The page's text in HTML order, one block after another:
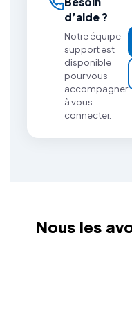
configurer
Fermer
d’aide ?
Notre équipe
support est
disponible
pour vous
accompagner
à vous
connecter.
Nous les